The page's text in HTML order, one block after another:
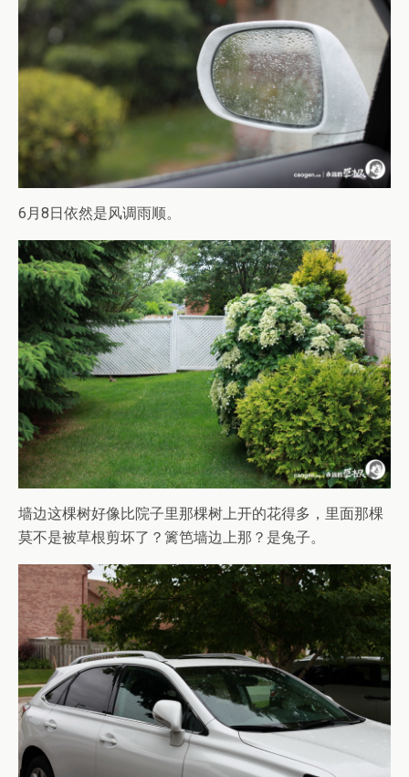
6月8日依然是风调雨顺。
墙边这棵树好像比院子里那棵树上开的花得多，里面那棵
莫不是被草根剪坏了？篱笆墙边上那？是兔子。